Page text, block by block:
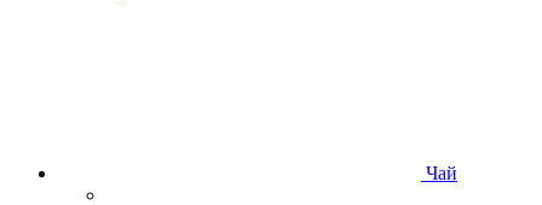
Чай